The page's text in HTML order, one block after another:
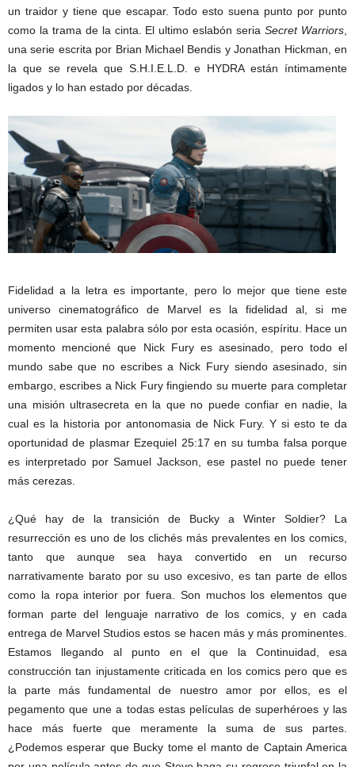
un traidor y tiene que escapar. Todo esto suena punto por punto
como la trama de la cinta. El ultimo eslabón seriaSecret Warriors
una serie escrita por Brian Michael Bendis y Jonathan Hickman, en
la que se revela que S.H.I.E.L.D. e HYDRA están íntimamente
ligados y lo han estado por décadas.
Fidelidad a la letra es importante, pero lo mejor que tiene este
universo cinematográfico de Marvel es la fidelidad al, si me
permiten usar esta palabra sólo por esta ocasión, espíritu. Hace un
momento mencioné que Nick Fury es asesinado, pero todo el
mundo sabe que no escribes a Nick Fury siendo asesinado, sin
embargo, escribes a Nick Fury fingiendo su muerte para completar
una misión ultrasecreta en la que no puede confiar en nadie, la
cual es la historia por antonomasia de Nick Fury. Y si esto te da
oportunidad de plasmar Ezequiel 25:17 en su tumba falsa porque
es interpretado por Samuel Jackson, ese pastel no puede tener
más cerezas.
¿Qué hay de la transición de Bucky a Winter Soldier? La
resurrección es uno de los clichés más prevalentes en los comics,
tanto que aunque sea haya convertido en un recurso
narrativamente barato por su uso excesivo, es tan parte de ellos
como la ropa interior por fuera. Son muchos los elementos que
forman parte del lenguaje narrativo de los comics, y en cada
entrega de Marvel Studios estos se hacen más y más prominentes.
Estamos llegando al punto en el que la Continuidad, esa
construcción tan injustamente criticada en los comics pero que es
la parte más fundamental de nuestro amor por ellos, es el
pegamento que une a todas estas películas de superhéroes y las
hace más fuerte que meramente la suma de sus partes.
¿Podemos esperar que Bucky tome el manto de Captain America